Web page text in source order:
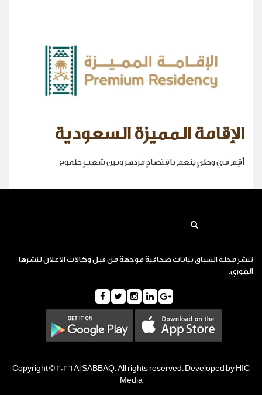
الإقامة المميزة السعودية
أقِم في وطنٍ ينعم باقتصادٍ مزدهر وبين شعبٍ طموح
تنشر مجلة السباق بيانات صحافية موجهة من قبل وكالات الاعلان لنشرها
الفوري.
Copyright © 2026 Al SABBAQ. All rights reserved. Developed by HIC
Media